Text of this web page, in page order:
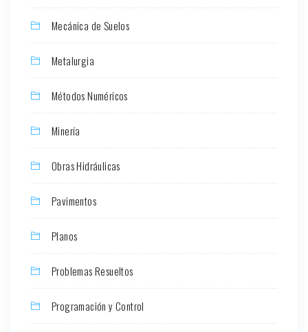
Mecánica de Suelos
Metalurgia
Métodos Numéricos
Minería
Obras Hidráulicas
Pavimentos
Planos
Problemas Resueltos
Programación y Control